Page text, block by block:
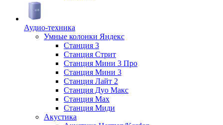
Аудио-техника
Умные колонки Яндекс
Станция 3
Станция Стрит
Станция Мини 3 Про
Станция Мини 3
Станция Лайт 2
Станция Дуо Макс
Станция Max
Станция Миди
Акустика